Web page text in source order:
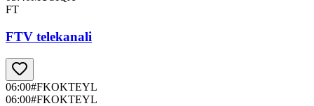
FT
FTV telekanali
06:00#FKOKTEYL
06:00#FKOKTEYL